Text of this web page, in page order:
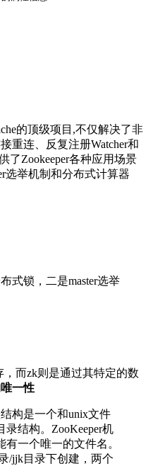
的顶级项目,不仅解决了非
重连、反复注册Watcher和
了Zookeeper各种应用场景
选举机制和分布式计算器
式锁，二是master选举
，而zk则是通过其特定的数
一性
构是一个和unix文件
结构。ZooKeeper机
一个唯一的文件名。
/jjk目录下创建，两个